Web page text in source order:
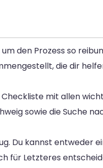
den Prozess so
die dir
mit allen
sowie die Suche
Du kannst entweder
für Letzteres